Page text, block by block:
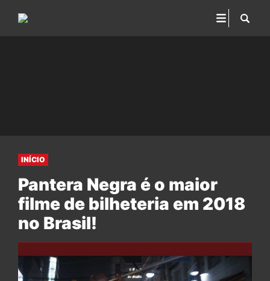
INÍCIO
Pantera Negra é o maior
filme de bilheteria em 2018
no Brasil!